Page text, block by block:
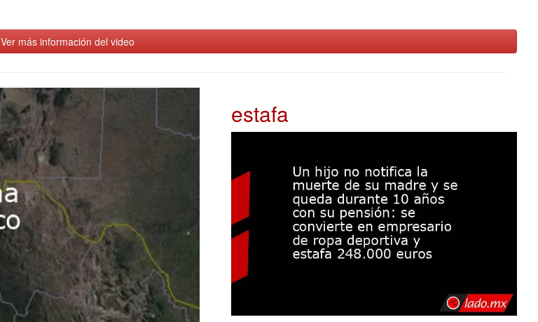
Ver más información del video
estafa